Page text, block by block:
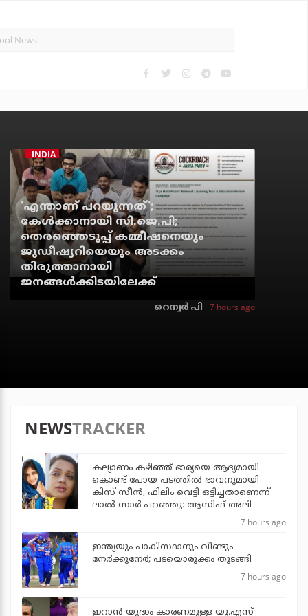
INDIA
'എന്താണ് പറയുന്നത്';
കേള്‍ക്കാനായി സി.ജെ.പി;
തെരഞ്ഞെടുപ്പ് കമ്മീഷനെയും
ജുഡീഷ്യറിയെയും അടക്കം
തിരുത്താനായി
ജനങ്ങള്‍ക്കിടയിലേക്ക്
റെന്വര്‍ പി 7 hours ago
NEWSTRACKER
കല്യാണം കഴിഞ്ഞ് ഭാര്യയെ ആദ്യമായി
കൊണ്ട് പോയ പടത്തില്‍ ഭാവനുമായി
കിസ് സീന്‍, ഫിലിം വെട്ടി ഒട്ടിച്ചതാണെന്ന്
ലാല്‍ സാര്‍ പറഞ്ഞു: ആസിഫ് അലി
7 hours ago
ഇന്ത്യയും പാകിസ്ഥാനും വീണ്ടും
നേര്‍ക്കുനേര്‍; പടയൊരുക്കം തുടങ്ങി
7 hours ago
ഇറാന്‍ യുദ്ധം കാരണമുള്ള യു.എസ്